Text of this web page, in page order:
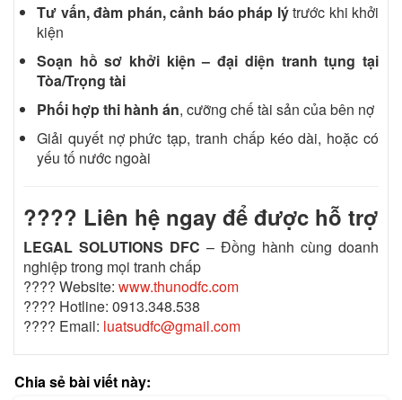
Tư vấn, đàm phán, cảnh báo pháp lýtrước khi khởi
kiện
Soạn hồ sơ khởi kiện – đại diện tranh tụng tại
Tòa/Trọng tài
Phối hợp thi hành án, cưỡng chế tài sản của bên nợ
Giải quyết nợ phức tạp, tranh chấp kéo dài, hoặc có
yếu tố nước ngoài
???? Liên hệ ngay để được hỗ trợ
LEGAL SOLUTIONS DFC – Đồng hành cùng doanh
nghiệp trong mọi tranh chấp
???? Website: www.thunodfc.com
???? Hotline: 0913.348.538
???? Email: luatsudfc@gmail.com
Chia sẻ bài viết này: